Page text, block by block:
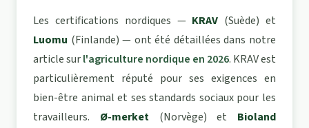
Les certifications nordiques — KRAV (Suède) et
Luomu (Finlande) — ont été détaillées dans notre
article surl'agriculture nordique en 2026. KRAV est
particulièrement réputé pour ses exigences en
bien-être animal et ses standards sociaux pour les
travailleurs. Ø-merket(Norvège) et Bioland